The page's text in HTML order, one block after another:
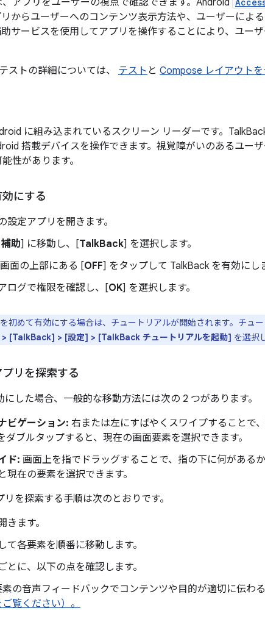
アプリをユーザーの視点で確認できます。Android
からユーザーへのコンテンツ表示方法や、ユーザーによ
サービスを使用してアプリを操作することにより、ユー
ストの詳細については、 テスト と Compose レイアウト
に組み込まれているスクリーン リーダーです。
搭載デバイスを操作できます。視覚障がいのあるユー
性があります。
にする
設定アプリを開きます。
助] に移動し、[TalkBack] を選択します。
面の上部にある [OFF] をタップして TalkBack を有効にし
ログで権限を確認し、[OK] を選択します。
初めて有効にする場合は、チュートリアルが開始されます。チュー
> [TalkBack] > [設定] > [TalkBack チュートリアルを起動] を選択
プリを探索する
にした場合、一般的な移動方法には次の 2 つがあります。
ビゲーション: 右または左にすばやくスワイプすることで
ダブルタップすると、現在の画面要素を選択できます。
ド: 画面上を指でドラッグすることで、指の下に何がある
現在の要素を選択できます。
リを探索する手順は次のとおりです。
きます。
て各要素を順番に移動します。
とに、以下の点を確認します。
素の音声フィードバックでコンテンツや目的が適切に伝わ
覧ください）。